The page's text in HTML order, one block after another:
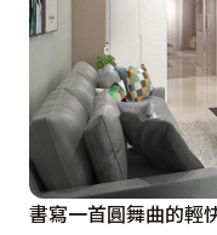
書寫一首圓舞曲的輕